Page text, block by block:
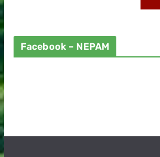
Facebook – NEPAM